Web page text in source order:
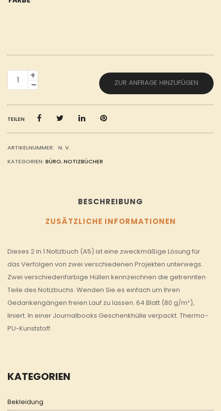
KATEGORIEN
Bekleidung
SOFT
MENGE
ZUR ANFRAGE HINZUFÜGEN
TEILEN
ARTIKELNUMMER: N. V.
KATEGORIEN: BÜRO,NOTIZBÜCHER
BESCHREIBUNG
ZUSÄTZLICHE INFORMATIONEN
Dieses 2 in 1 Notizbuch (A5) ist eine zweckmäßige Lösung für
das Verfolgen von zwei verschiedenen Projekten unterwegs.
Zwei verschiedenfarbige Hüllen kennzeichnen die getrennten
Teile des Notizbuchs. Wenden Sie es einfach um Ihren
Gedankengängen freien Lauf zu lassen. 64 Blatt (80 g/m²),
liniert. In einer Journalbooks Geschenkhülle verpackt. Thermo-
PU-Kunststoff.